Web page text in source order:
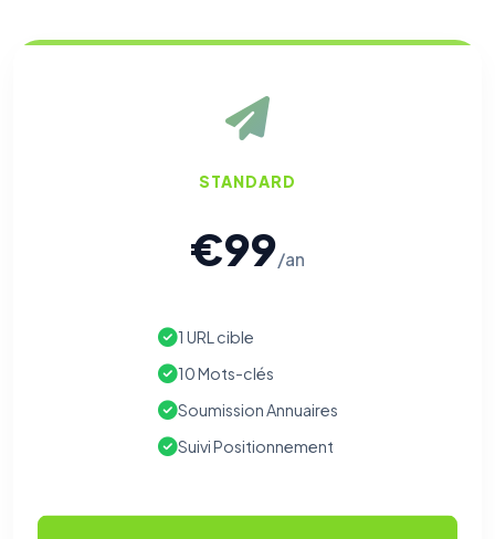
STANDARD
€99/an
1 URL cible
10 Mots-clés
Soumission Annuaires
Suivi Positionnement